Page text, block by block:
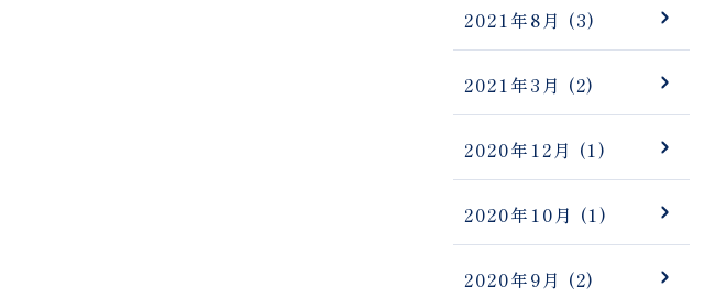
2021年8月 (3)
2021年3月 (2)
2020年12月 (1)
2020年10月 (1)
2020年9月 (2)